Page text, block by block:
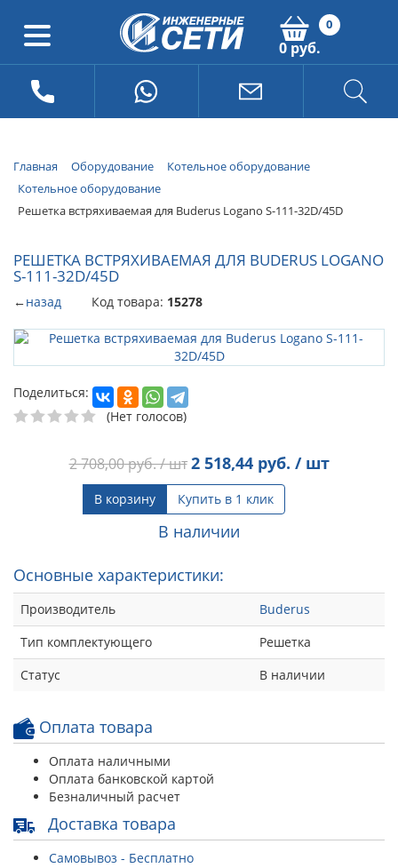
0
0 руб.
Главная Оборудование
Котельное оборудование
Котельное оборудование
Решетка встряхиваемая для Buderus Logano S-111-32D/45D
РЕШЕТКА ВСТРЯХИВАЕМАЯ ДЛЯ BUDERUS LOGANO
S-111-32D/45D
←назад Код товара: 15278
Поделиться:
(Нет голосов)
2 708,00руб. / шт 2 518,44руб. / шт
В корзину Купить в 1 клик
В наличии
Основные характеристики:
Производитель
Buderus
Тип комплектующего
Решетка
Статус
В наличии
Оплата товара
Оплата наличными
Оплата банковской картой
Безналичный расчет
Доставка товара
Самовывоз - Бесплатно